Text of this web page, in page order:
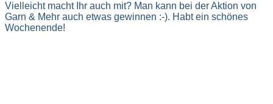
Vielleicht macht Ihr auch mit? Man kann bei der Aktion von
Garn & Mehr auch etwas gewinnen :-). Habt ein schönes
Wochenende!